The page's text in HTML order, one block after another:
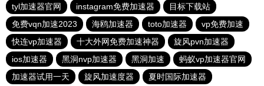
tyl加速器官网
instagram免费加速器
目标下载站
免费vqn加速2023
海鸥加速器 toto加速器
vp免费加速
快连vp加速器
十大外网免费加速神器
旋风pvn加速器
ios加速器
黑洞nvp加速器 黑洞加速
蚂蚁vp加速器官网
加速器试用一天
旋风加速度器 夏时国际加速器